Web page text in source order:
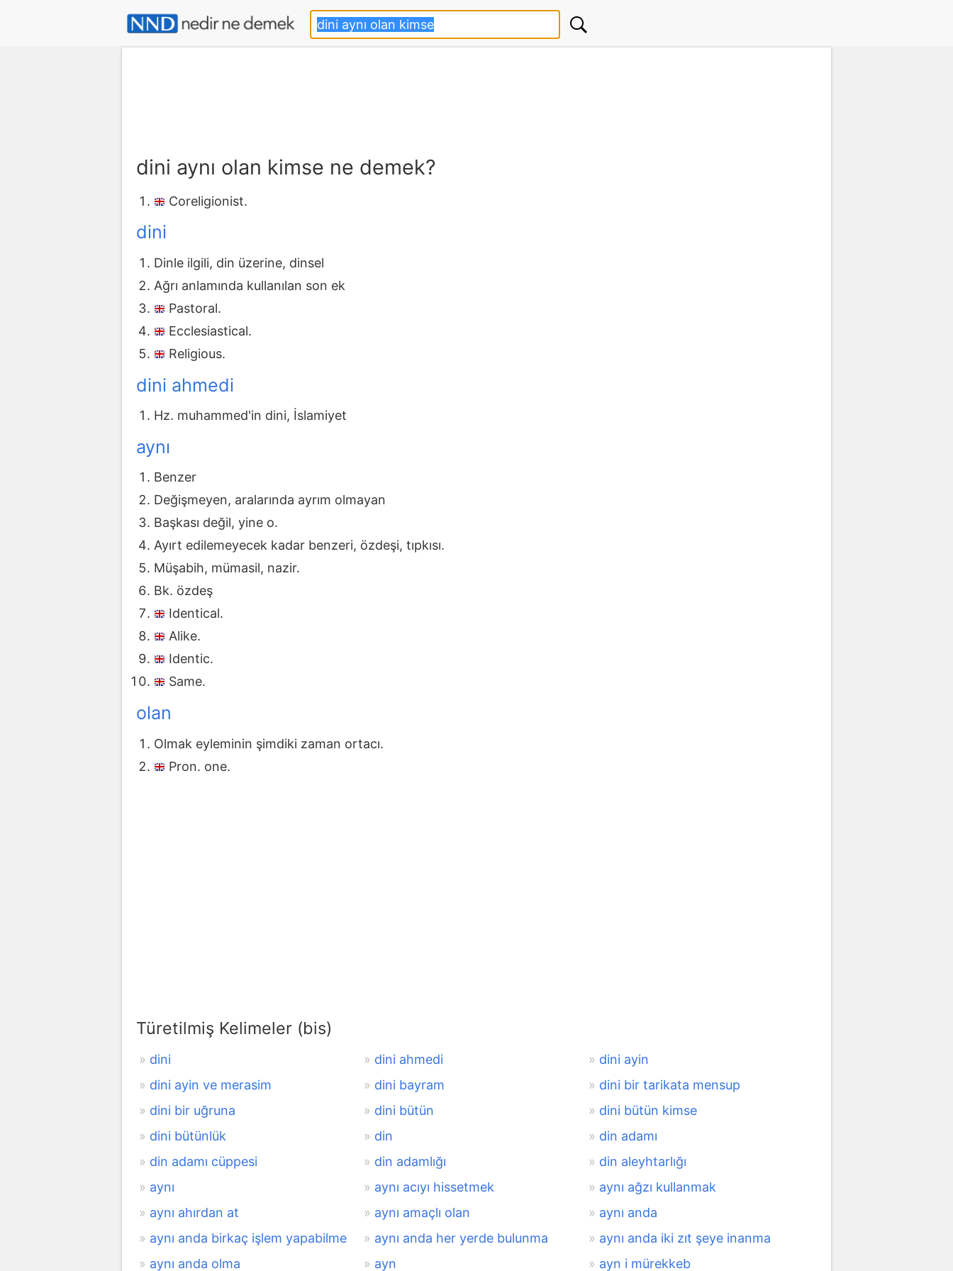
dini aynı olan kimse ne demek?
Coreligionist.
dini
Dinle ilgili, din üzerine, dinsel
Ağrı anlamında kullanılan son ek
Pastoral.
Ecclesiastical.
Religious.
dini ahmedi
Hz. muhammed'in dini, İslamiyet
aynı
Benzer
Değişmeyen, aralarında ayrım olmayan
Başkası değil, yine o.
Ayırt edilemeyecek kadar benzeri, özdeşi, tıpkısı.
Müşabih, mümasil, nazir.
Bk. özdeş
Identical.
Alike.
Identic.
Same.
olan
Olmak eyleminin şimdiki zaman ortacı.
Pron. one.
Türetilmiş Kelimeler (bis)
dini dini ahmedi
dini ayin
dini ayin ve merasim
dini bayram
dini bir tarikata mensup
dini bir uğruna
dini bütün
dini bütün kimse
dini bütünlük
din
din adamı
din adamı cüppesi
din adamlığı
din aleyhtarlığı
aynı
aynı acıyı hissetmek
aynı ağzı kullanmak
aynı ahırdan at
aynı amaçlı olan
aynı anda
aynı anda birkaç işlem yapabilme
aynı anda her yerde bulunma
aynı anda iki zıt şeye inanma
aynı anda olma
ayn
ayn i mürekkeb